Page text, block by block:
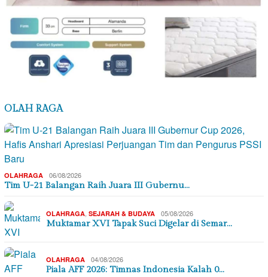
OLAH RAGA
OLAHRAGA 06/08/2026
Tim U-21 Balangan Raih Juara III Gubernu…
OLAHRAGA SEJARAH & BUDAYA 05/08/2026
Muktamar XVI Tapak Suci Digelar di Semar…
OLAHRAGA 04/08/2026
Piala AFF 2026: Timnas Indonesia Kalah 0…